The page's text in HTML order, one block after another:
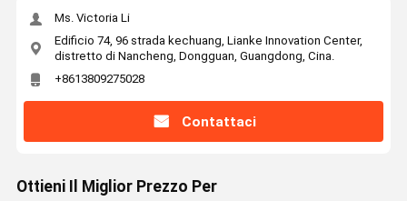
Ms. Victoria Li
Edificio 74, 96 strada kechuang, Lianke Innovation Center,
distretto di Nancheng, Dongguan, Guangdong, Cina.
+8613809275028
Contattaci
Ottieni Il Miglior Prezzo Per